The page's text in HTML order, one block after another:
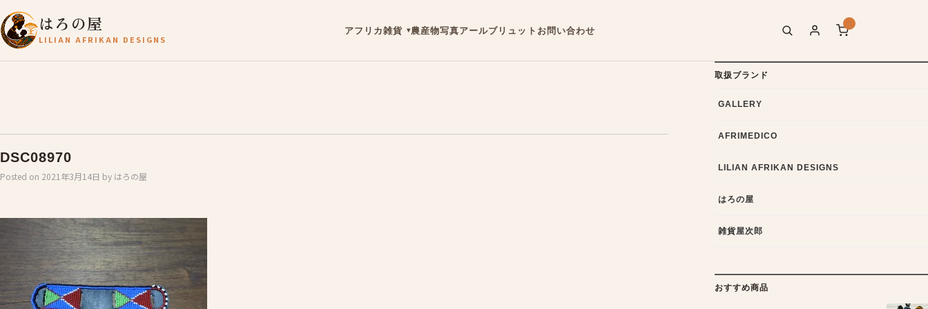
はろの屋
LILIAN AFRIKAN DESIGNS
アフリカ雑貨 農産物写真アールブリュット お問い合わせ
DSC08970
Posted on 2021年3月14日 by はろの屋
取扱ブランド
GALLERY
AFRIMEDICO
LILIAN AFRIKAN DESIGNS
はろの屋
雑貨屋次郎
おすすめ商品